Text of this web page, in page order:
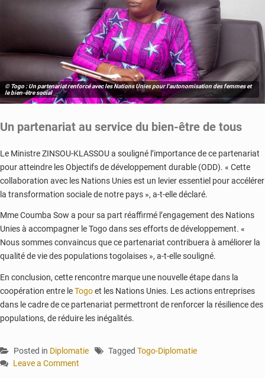
© Togo : Un partenariat renforcé avec les Nations Unies pour l'autonomisation des femmes et
le bien-être social
Un partenariat au service du bien-être de tous
Le Ministre ZINSOU-KLASSOU a souligné l’importance de ce partenariat
pour atteindre les Objectifs de développement durable (ODD). « Cette
collaboration avec les Nations Unies est un levier essentiel pour accélérer
la transformation sociale de notre pays », a-t-elle déclaré.
Mme Coumba Sow a pour sa part réaffirmé l’engagement des Nations
Unies à accompagner le Togo dans ses efforts de développement. «
Nous sommes convaincus que ce partenariat contribuera à améliorer la
qualité de vie des populations togolaises », a-t-elle souligné.
En conclusion, cette rencontre marque une nouvelle étape dans la
coopération entre leTogoet les Nations Unies. Les actions entreprises
dans le cadre de ce partenariat permettront de renforcer la résilience des
populations, de réduire les inégalités.
Posted in Diplomatie Tagged Togo-Diplomatie
Leave a Comment